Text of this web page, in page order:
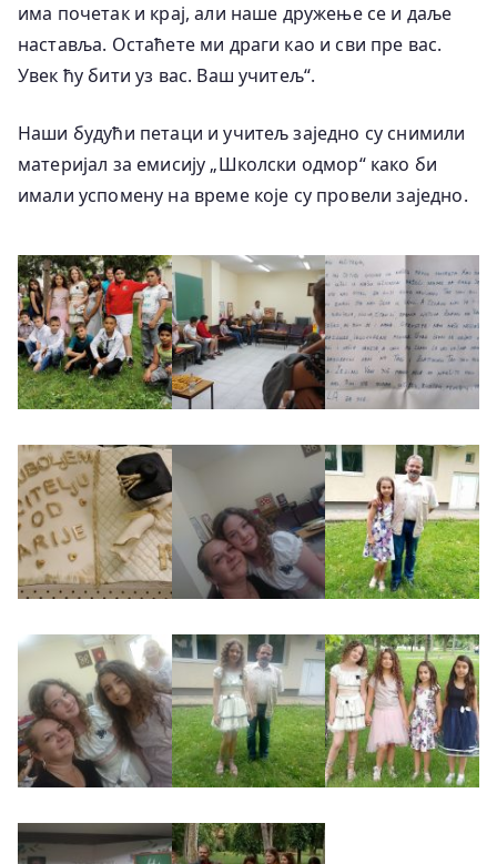
има почетак и крај, али наше дружење се и даље
наставља. Остаћете ми драги као и сви пре вас.
Увек ћу бити уз вас. Ваш учитељ“.
Наши будући петаци и учитељ заједно су снимили
материјал за емисију „Школски одмор“ како би
имали успомену на време које су провели заједно.